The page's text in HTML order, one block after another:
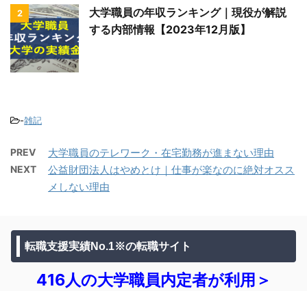
2
大学職員の年収ランキング｜現役が解説
する内部情報【2023年12月版】
-雑記
PREV 大学職員のテレワーク・在宅勤務が進まない理由
NEXT
公益財団法人はやめとけ｜仕事が楽なのに絶対オスス
メしない理由
転職支援実績No.1※の転職サイト
416人の大学職員内定者が利用＞